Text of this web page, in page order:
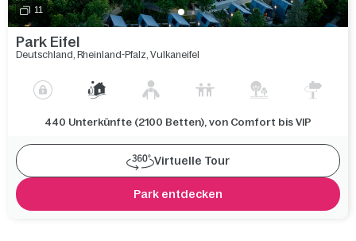
11
Park Eifel
Deutschland Rheinland-Pfalz Vulkaneifel
440 Unterkünfte (2100 Betten), von Comfort bis VIP
Virtuelle Tour
Park entdecken